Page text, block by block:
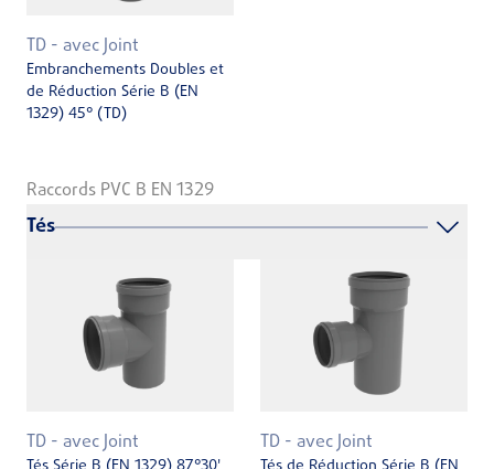
TD - avec Joint
Embranchements Doubles et
de Réduction Série B (EN
1329) 45° (TD)
Raccords PVC B EN 1329
Tés
TD - avec Joint TD - avec Joint